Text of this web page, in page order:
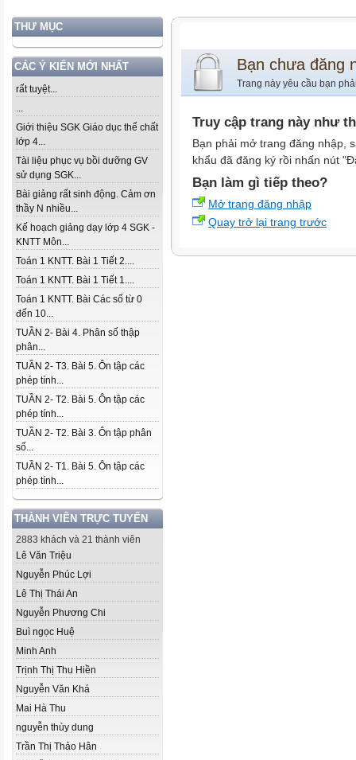
THƯ MỤC
CÁC Ý KIẾN MỚI NHẤT
rất tuyệt...
...
Giới thiệu SGK Giáo dục thể chất
lớp 4...
Tài liệu phục vụ bồi dưỡng GV
sử dụng SGK...
Bài giảng rất sinh động. Cảm ơn
thầy N nhiều...
Kế hoạch giảng dạy lớp 4 SGK -
KNTT Môn...
Toán 1 KNTT. Bài 1 Tiết 2....
Toán 1 KNTT. Bài 1 Tiết 1....
Toán 1 KNTT. Bài Các số từ 0
đến 10...
TUẦN 2- Bài 4. Phân số thập
phân...
TUẦN 2- T3. Bài 5. Ôn tập các
phép tính...
TUẦN 2- T2. Bài 5. Ôn tập các
phép tính...
TUẦN 2- T2. Bài 3. Ôn tập phân
số...
TUẦN 2- T1. Bài 5. Ôn tập các
phép tính...
THÀNH VIÊN TRỰC TUYẾN
2883 khách và 21 thành viên
Lê Văn Triệu
Nguyễn Phúc Lợi
Lê Thị Thái An
Nguyễn Phương Chi
Buì ngọc Huệ
Minh Anh
Trịnh Thị Thu Hiền
Nguyễn Văn Khá
Mai Hà Thu
nguyễn thùy dung
Trần Thị Thảo Hân
Bạn chưa đăng
Trang này yêu cầu bạn
Truy cập trang này như
Bạn phải mở trang đăng nhập,
khẩu đã đăng ký rồi nhấn nút
Bạn làm gì tiếp theo?
Mở trang đăng nhập
Quay trở lại trang trước